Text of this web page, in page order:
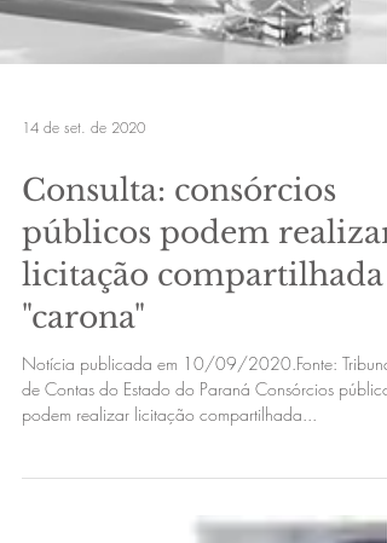
14 de set. de 2020
Consulta: consórcios
públicos podem realizar
licitação compartilhada